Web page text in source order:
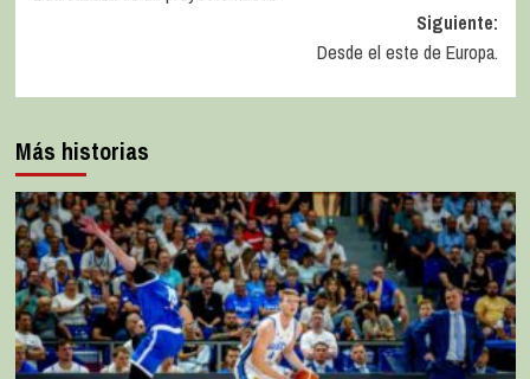
Siguiente:
Desde el este de Europa.
Más historias